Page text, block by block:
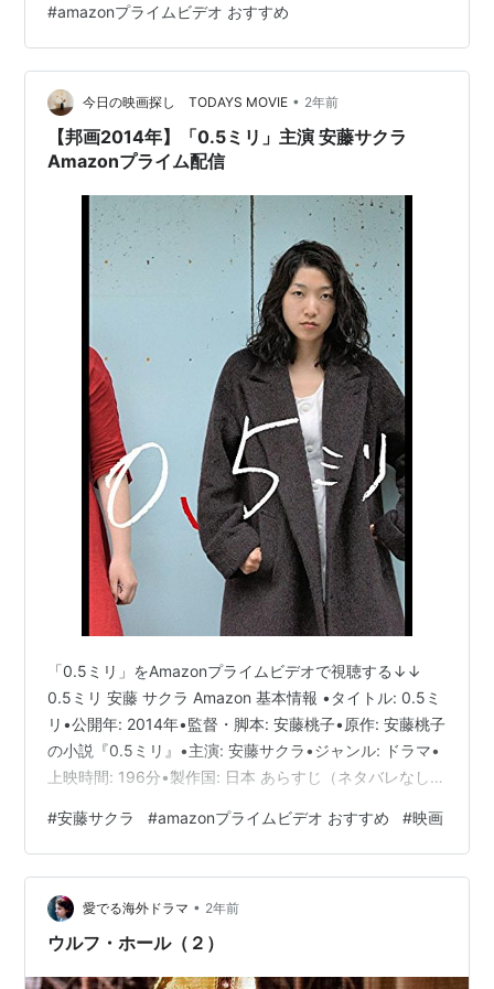
ないヤンチャ少年が、 唯一憧れた「正義」の世界。 その
「正義」の世界にも厳然として存在した「権力」の罠。
終盤の復活劇がスカッとしますが、 政治と権力の繋がり
はリアルですね。 これまでは、 韓国社会特有の権力構造
をエンタメにしたものだと思って観ていましたが、 最近
の政財界の怪…
#amazonプライムビデオ おすすめ
今日の映画探し TODAYS MOVIE • 2年前
【邦画2014年】「0.5ミリ」主演 安藤サクラ
Amazonプライム配信
「0.5ミリ」をAmazonプライムビデオで視聴する↓↓
0.5ミリ 安藤 サクラ Amazon 基本情報 •タイトル: 0.5ミ
リ•公開年: 2014年•監督・脚本: 安藤桃子•原作: 安藤桃子
の小説『0.5ミリ』•主演: 安藤サクラ•ジャンル: ドラマ•
上映時間: 196分•製作国: 日本 あらすじ（ネタバレなし）
た後も、世話が必要な高齢者たちとの奇妙で心温まる交
流を続けていく。彼女は特定の家や施設に所属せず、行
き場のない高齢者たちと出会い、時には強引に、時には
寄り添う形で一緒に過ごすことになる。サワと高齢者た
ちの触れ合いを通じて、人生の…
#安藤サクラ #amazonプライムビデオ おすすめ #映画
愛でる海外ドラマ • 2年前
ウルフ・ホール（２）